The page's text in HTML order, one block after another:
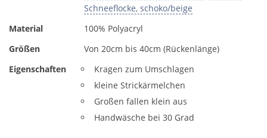
Schneeflocke, schoko/beige
Material
100% Polyacryl
Größen
Von 20cm bis 40cm (Rückenlänge)
Eigenschaften
Kragen zum Umschlagen
kleine Strickärmelchen
Großen fallen klein aus
Handwäsche bei 30 Grad